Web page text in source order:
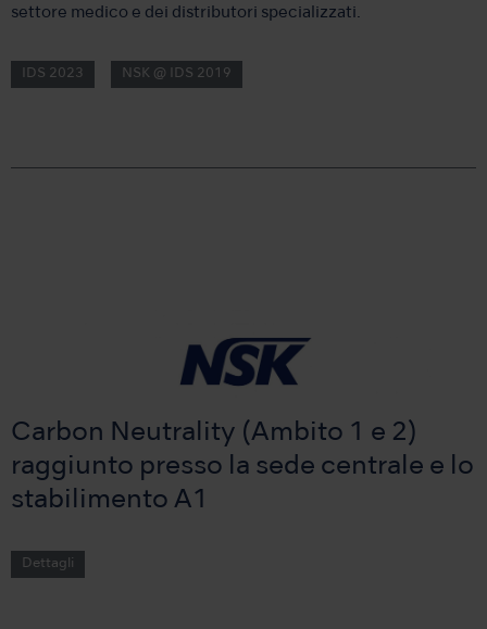
settore medico e dei distributori specializzati.
IDS 2023 NSK @ IDS 2019
Carbon Neutrality (Ambito 1 e 2)
raggiunto presso la sede centrale e lo
stabilimento A1
Dettagli